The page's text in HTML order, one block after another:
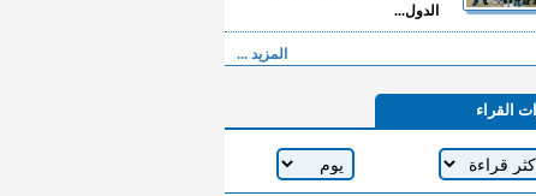
الدول...
المزيد ...
القراء